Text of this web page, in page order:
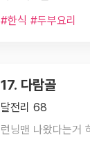
#한식 #두부요리
17. 다람골
달전리 68